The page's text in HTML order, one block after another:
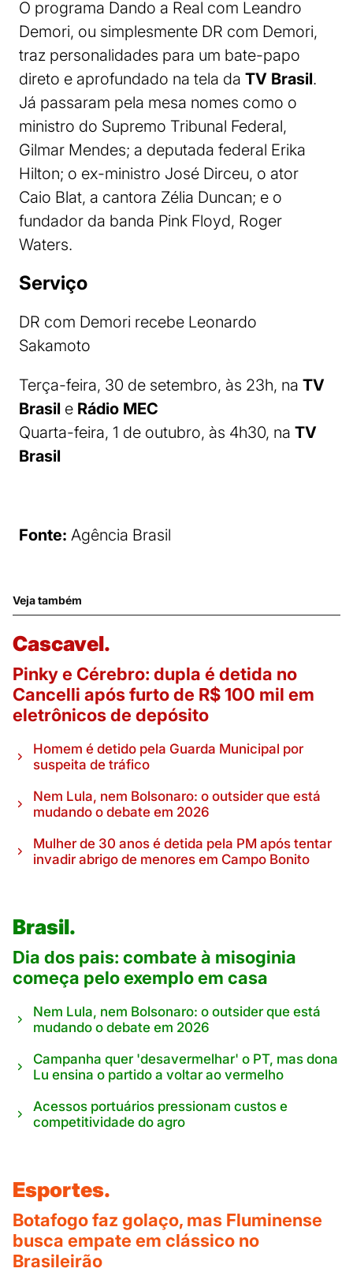
O programa Dando a Real com Leandro
Demori, ou simplesmente DR com Demori,
traz personalidades para um bate-papo
direto e aprofundado na tela da TV Brasil.
Já passaram pela mesa nomes como o
ministro do Supremo Tribunal Federal,
Gilmar Mendes; a deputada federal Erika
Hilton; o ex-ministro José Dirceu, o ator
Caio Blat, a cantora Zélia Duncan; e o
fundador da banda Pink Floyd, Roger
Waters.
Serviço
DR com Demori recebe Leonardo
Sakamoto
Terça-feira, 30 de setembro, às 23h, na TV
Brasil e Rádio MEC
Quarta-feira, 1 de outubro, às 4h30, na TV
Brasil
Fonte: Agência Brasil
Veja também
Cascavel.
Pinky e Cérebro: dupla é detida no
Cancelli após furto de R$ 100 mil em
eletrônicos de depósito
Homem é detido pela Guarda Municipal por
suspeita de tráfico
Nem Lula, nem Bolsonaro: o outsider que está
mudando o debate em 2026
Mulher de 30 anos é detida pela PM após tentar
invadir abrigo de menores em Campo Bonito
Brasil.
Dia dos pais: combate à misoginia
começa pelo exemplo em casa
Nem Lula, nem Bolsonaro: o outsider que está
mudando o debate em 2026
Campanha quer 'desavermelhar' o PT, mas dona
Lu ensina o partido a voltar ao vermelho
Acessos portuários pressionam custos e
competitividade do agro
Esportes.
Botafogo faz golaço, mas Fluminense
busca empate em clássico no
Brasileirão